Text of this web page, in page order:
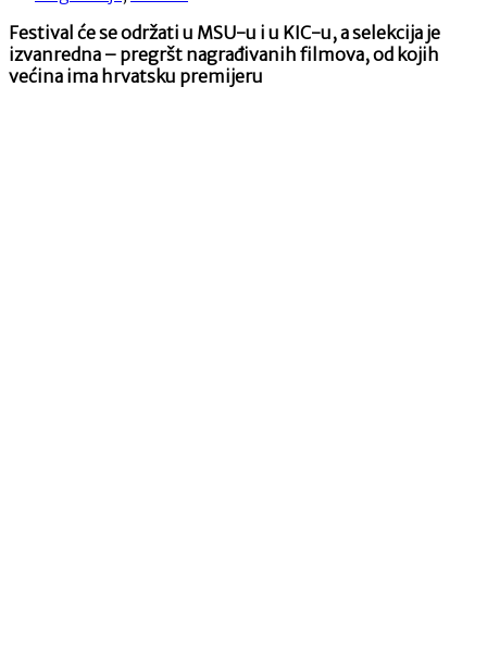
nas
sve
očekuje
na
17.festivalu
Festival će se održati u MSU-u i u KIC-u, a selekcija je
izvanredna – pregršt nagrađivanih filmova, od kojih
većina ima hrvatsku premijeru